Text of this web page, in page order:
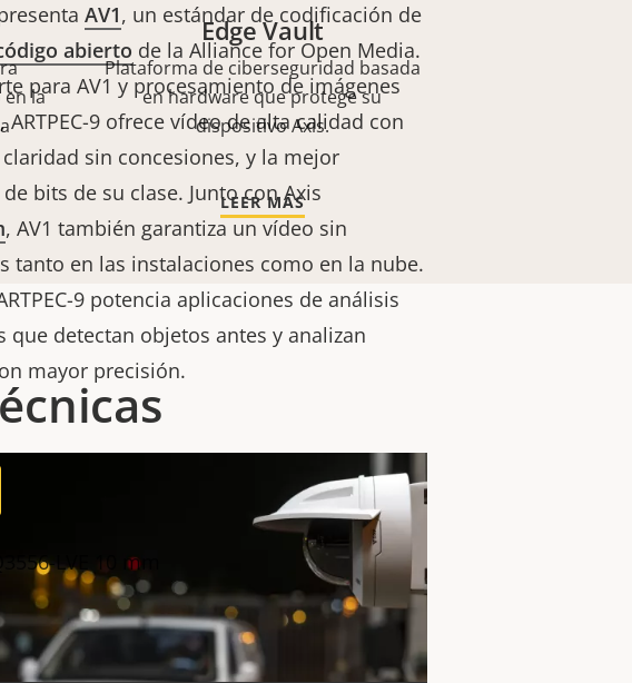
AV1, un estándar de codificación de
abierto de la Alliance for Open Media.
para AV1 y procesamiento de imágenes
9 ofrece vídeo de alta calidad con
sin concesiones, y la mejor
bits de su clase. Junto con Axis
, AV1 también garantiza un vídeo sin
tanto en las instalaciones como en la nube.
9 potencia aplicaciones de análisis
que detectan objetos antes y analizan
mayor precisión.
en la
Edge Vault
Plataforma de ciberseguridad basada
en hardware que protege su
dispositivo Axis.
LEER MÁS
LVE 10 mm